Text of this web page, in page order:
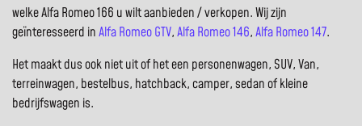
welke Alfa Romeo 166 u wilt aanbieden / verkopen. Wij zijn
geïnteresseerd inAlfa Romeo GTV,Alfa Romeo 146,Alfa Romeo 147.
Het maakt dus ook niet uit of het een personenwagen, SUV, Van,
terreinwagen, bestelbus, hatchback, camper, sedan of kleine
bedrijfswagen is.